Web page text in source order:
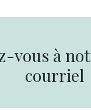
vous à
courriel